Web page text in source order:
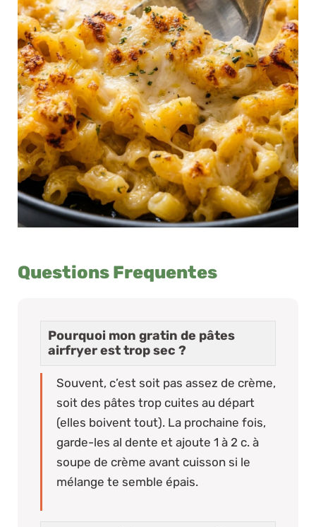
Questions Frequentes
Pourquoi mon gratin de pâtes
airfryer est trop sec ?
Souvent, c’est soit pas assez de crème,
soit des pâtes trop cuites au départ
(elles boivent tout). La prochaine fois,
garde-les al dente et ajoute 1 à 2 c. à
soupe de crème avant cuisson si le
mélange te semble épais.